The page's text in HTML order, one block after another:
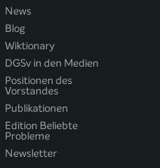
News
Blog
Wiktionary
DGSv in den Medien
Positionen des
Vorstandes
Publikationen
Edition Beliebte
Probleme
Newsletter